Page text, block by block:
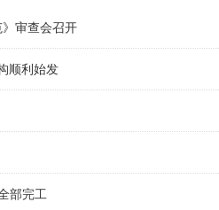
审查会召开
顺利始发
部完工